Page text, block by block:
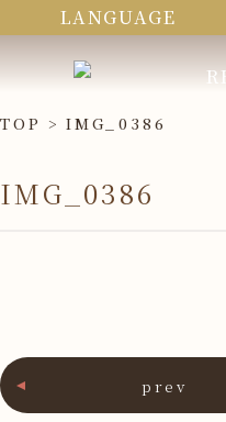
LANGUAGE
TOP IMG_0386
IMG_0386
prev